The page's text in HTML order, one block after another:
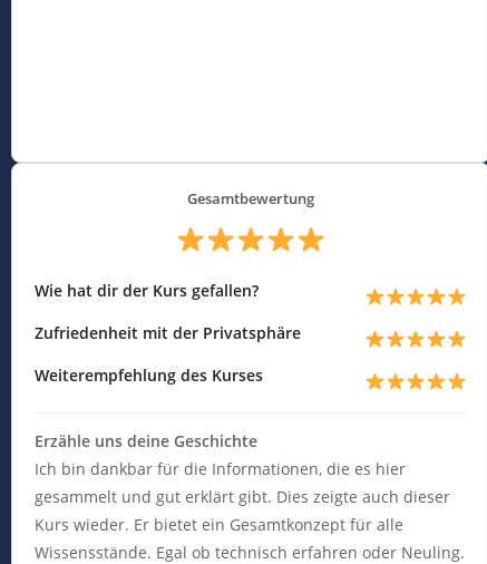
Gesamtbewertung
Wie hat dir der Kurs gefallen?
Zufriedenheit mit der Privatsphäre
Weiterempfehlung des Kurses
Erzähle uns deine Geschichte
Ich bin dankbar für die Informationen, die es hier
gesammelt und gut erklärt gibt. Dies zeigte auch dieser
Kurs wieder. Er bietet ein Gesamtkonzept für alle
Wissensstände. Egal ob technisch erfahren oder Neuling.